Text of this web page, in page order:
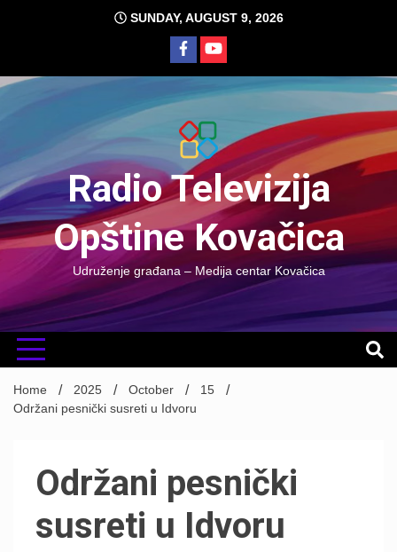
SUNDAY, AUGUST 9, 2026
Radio Televizija
Opštine Kovačica
Udruženje građana – Medija centar Kovačica
Home 2025 October
15
Održani pesnički susreti u Idvoru
Održani pesnički
susreti u Idvoru